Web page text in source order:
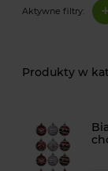
Aktywne filtry: +